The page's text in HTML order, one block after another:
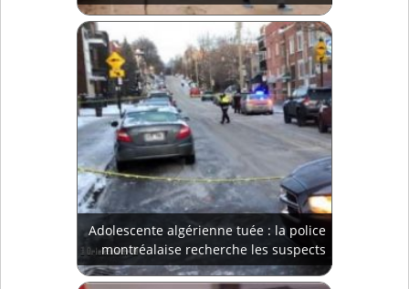
Adolescente algérienne tuée : la police
montréalaise recherche les suspects